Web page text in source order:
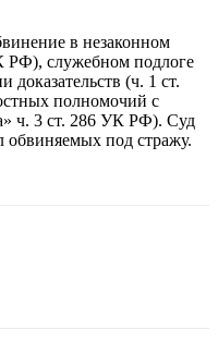
в незаконном
РФ), служебном подлоге
(ч. 1 ст.
полномочий с
ч. 3 ст. 286 УК РФ). Суд
обвиняемых под стражу.